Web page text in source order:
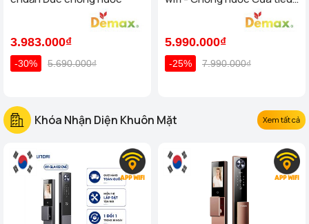
3.983.000₫
-30% 5.690.000₫
5.990.000₫
-25% 7.990.000₫
Khóa Nhận Diện Khuôn Mặt Xem tất cả